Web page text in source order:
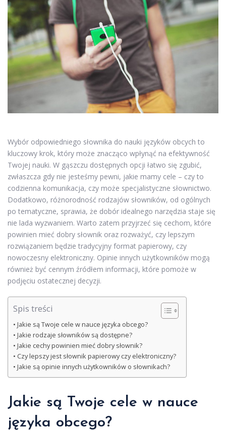
Wybór odpowiedniego słownika do nauki języków obcych to
kluczowy krok, który może znacząco wpłynąć na efektywność
Twojej nauki. W gąszczu dostępnych opcji łatwo się zgubić,
zwłaszcza gdy nie jesteśmy pewni, jakie mamy cele – czy to
codzienna komunikacja, czy może specjalistyczne słownictwo.
Dodatkowo, różnorodność rodzajów słowników, od ogólnych
po tematyczne, sprawia, że dobór idealnego narzędzia staje się
nie lada wyzwaniem. Warto zatem przyjrzeć się cechom, które
powinien mieć dobry słownik oraz rozważyć, czy lepszym
rozwiązaniem będzie tradycyjny format papierowy, czy
nowoczesny elektroniczny. Opinie innych użytkowników mogą
również być cennym źródłem informacji, które pomoże w
podjęciu ostatecznej decyzji.
Spis treści
Jakie są Twoje cele w nauce języka obcego?
Jakie rodzaje słowników są dostępne?
Jakie cechy powinien mieć dobry słownik?
Czy lepszy jest słownik papierowy czy elektroniczny?
Jakie są opinie innych użytkowników o słownikach?
Jakie są Twoje cele w nauce
języka obcego?